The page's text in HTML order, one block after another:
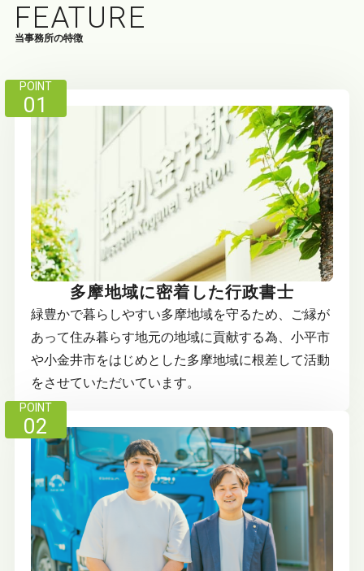
FEATURE
当事務所の特徴
POINT
01
多摩地域に密着した行政書士
緑豊かで暮らしやすい多摩地域を守るため、ご縁が
あって住み暮らす地元の地域に貢献する為、小平市
や小金井市をはじめとした多摩地域に根差して活動
をさせていただいています。
POINT
02